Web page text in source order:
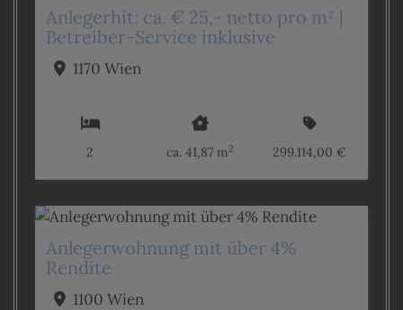
Anlegerhit: ca. € 25,- netto pro m² |
Betreiber-Service inklusive
1170 Wien
2 ca. 41,87 m 2 299.114,00 €
Anlegerwohnung mit über 4%
Rendite
1100 Wien